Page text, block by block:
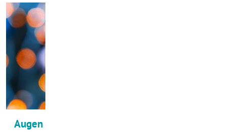
Augen auf am Ende des Winters!